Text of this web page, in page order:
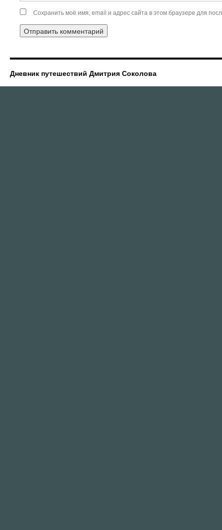
Сохранить моё имя, email и адрес сайта в этом браузере для
Дневник путешествий Дмитрия Соколова